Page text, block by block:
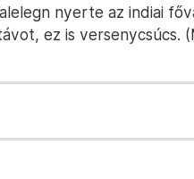
nyerte az indiai
ez is versenycsúcs.